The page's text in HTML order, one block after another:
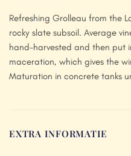
Refreshing Grolleau from the
rocky slate subsoil. Average
hand-harvested and then put
maceration, which gives the
Maturation in concrete tanks
EXTRA INFORMATIE